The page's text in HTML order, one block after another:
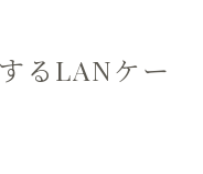
るLANケー